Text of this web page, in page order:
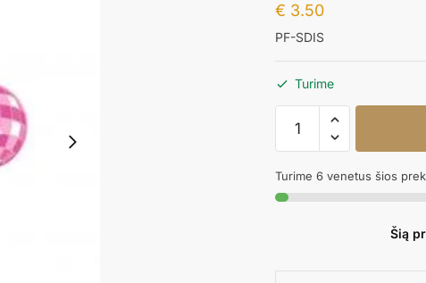
€ 3.50
PF-SDIS
Turime
produkto
kiekis:
žvakutės
DISCO
Turime 6 venetus šios
Šią